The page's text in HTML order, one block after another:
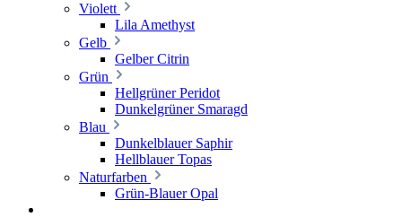
Violett
Lila Amethyst
Gelb
Gelber Citrin
Grün
Hellgrüner Peridot
Dunkelgrüner Smaragd
Blau
Dunkelblauer Saphir
Hellblauer Topas
Naturfarben
Grün-Blauer Opal